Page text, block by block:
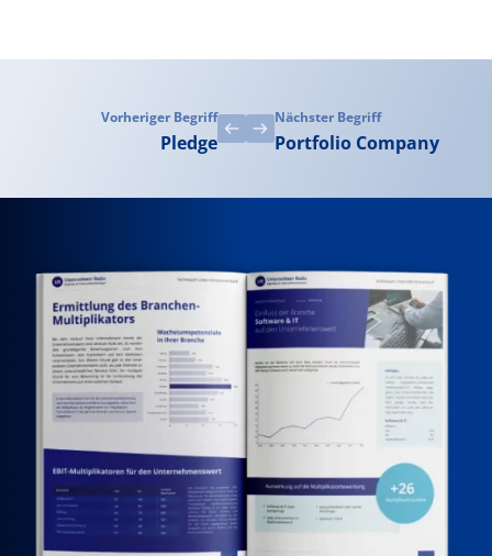
Vorheriger Begriff
Pledge
Nächster Begriff
Portfolio Company